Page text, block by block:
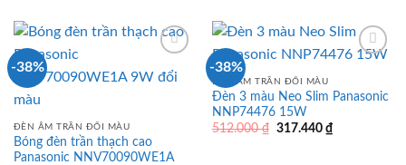
305.040 ₫.
-38%
ĐÈN ÂM TRẦN ĐỔI MÀU
Bóng đèn trần thạch cao
Panasonic NNV70090WE1A
-38%
ĐÈN ÂM TRẦN ĐỔI MÀU
Đèn 3 màu Neo Slim Panasonic
NNP74476 15W
512.000₫ Giá
317.440 ₫Giá